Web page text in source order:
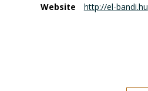
Website http://el-bandi.hu